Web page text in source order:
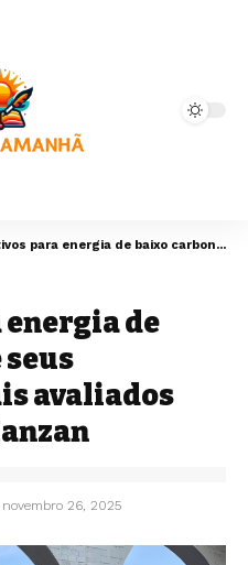
de baixo carbono e seus requisitos fiscais avaliados por Leonardo Manzan
de
seus
avaliados
26, 2025